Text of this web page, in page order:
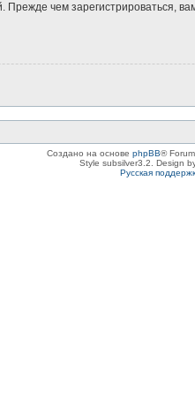
чем
Создано на основе phpBB®
Style subsilver3.2. Design
Русская